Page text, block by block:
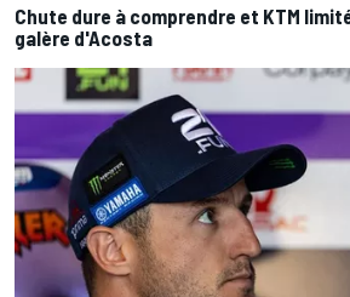
Chute dure à comprendre et KTM
galère d'Acosta